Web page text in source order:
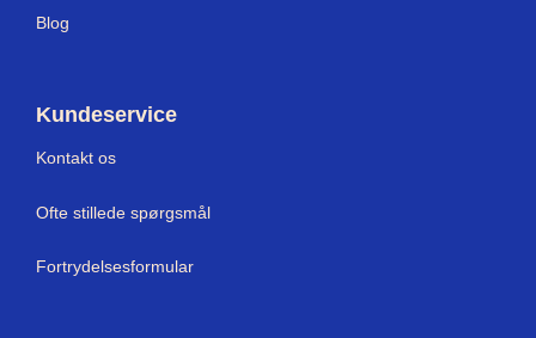
Blog
Kundeservice
Kontakt os
Ofte stillede spørgsmål
Fortrydelsesformular